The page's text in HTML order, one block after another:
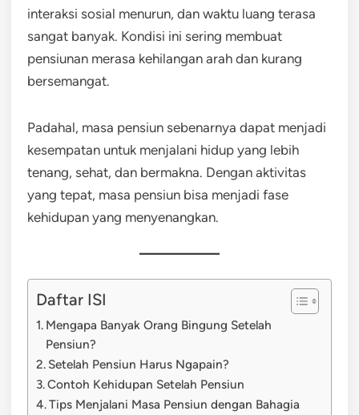
interaksi sosial menurun, dan waktu luang terasa
sangat banyak. Kondisi ini sering membuat
pensiunan merasa kehilangan arah dan kurang
bersemangat.
Padahal, masa pensiun sebenarnya dapat menjadi
kesempatan untuk menjalani hidup yang lebih
tenang, sehat, dan bermakna. Dengan aktivitas
yang tepat, masa pensiun bisa menjadi fase
kehidupan yang menyenangkan.
Daftar ISI
Mengapa Banyak Orang Bingung Setelah
Pensiun?
Setelah Pensiun Harus Ngapain?
Contoh Kehidupan Setelah Pensiun
Tips Menjalani Masa Pensiun dengan Bahagia